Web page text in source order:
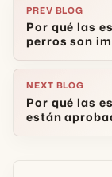
PREV BLOG
Por qué las
perros son
NEXT BLOG
Por qué las
están